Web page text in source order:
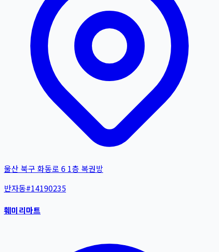
울산 북구 화동로 6 1층 복권방
반자동#14190235
훼미리마트